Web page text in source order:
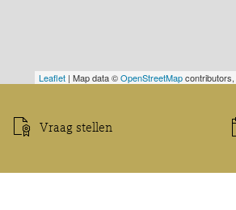
Leaflet | Map data ©OpenStreetMapcontributors,
Vraag stellen